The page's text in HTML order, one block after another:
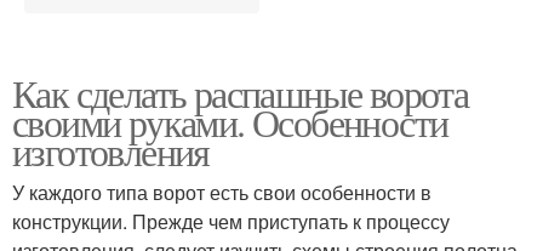
Как сделать распашные ворота
своими руками. Особенности
изготовления
У каждого типа ворот есть свои особенности в
конструкции. Прежде чем приступать к процессу